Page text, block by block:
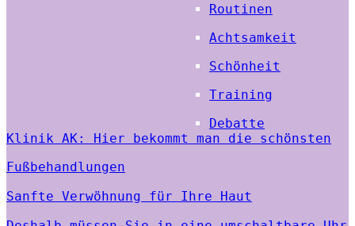
Routinen
Achtsamkeit
Schönheit
Training
Debatte
Klinik AK: Hier bekommt man die schönsten
Fußbehandlungen
Sanfte Verwöhnung für Ihre Haut